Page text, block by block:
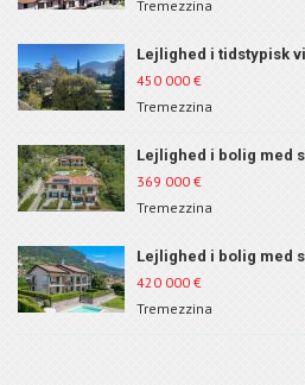
Tremezzina
Lejlighed i tidstypisk
450 000 €
Tremezzina
Lejlighed i bolig med
ID 183
369 000 €
Tremezzina
Lejlighed i bolig med
ID 210
420 000 €
Tremezzina